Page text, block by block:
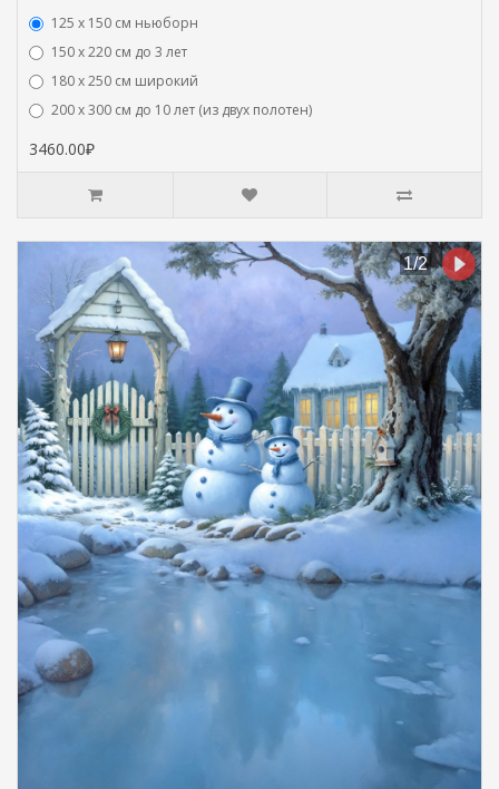
125 x 150 см ньюборн
150 х 220 см до 3 лет
180 х 250 см широкий
200 х 300 см до 10 лет (из двух полотен)
3460.00₽